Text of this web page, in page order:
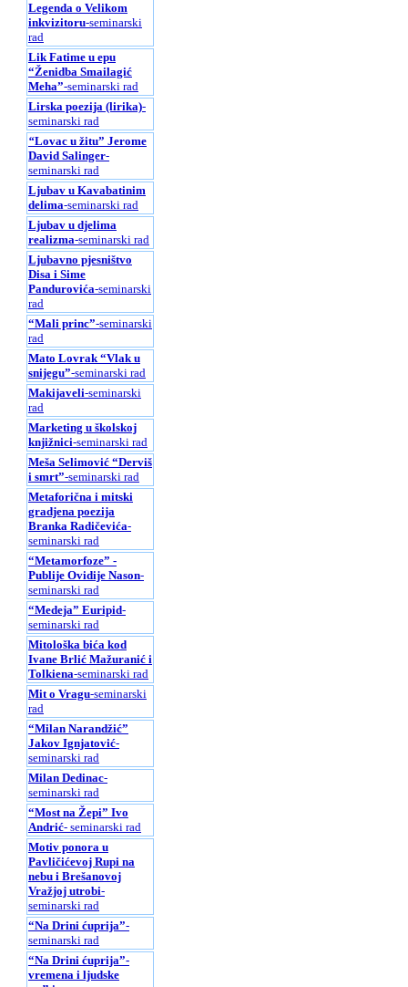
Legenda o Velikom
inkvizitoru-seminarski
rad
Lik Fatime u epu
“Ženidba Smailagić
Meha”-seminarski rad
Lirska poezija (lirika)-
seminarski rad
“Lovac u žitu” Jerome
David Salinger-
seminarski rad
Ljubav u Kavabatinim
delima-seminarski rad
Ljubav u djelima
realizma-seminarski rad
Ljubavno pjesništvo
Disa i Sime
Pandurovića-seminarski
rad
“Mali princ”-seminarski
rad
Mato Lovrak “Vlak u
snijegu”-seminarski rad
Makijaveli-seminarski
rad
Marketing u školskoj
knjižnici-seminarski rad
Meša Selimović “Derviš
i smrt”-seminarski rad
Metaforična i mitski
gradjena poezija
Branka Radičevića-
seminarski rad
“Metamorfoze” -
Publije Ovidije Nason-
seminarski rad
“Medeja” Euripid-
seminarski rad
Mitološka bića kod
Ivane Brlić Mažuranić i
Tolkiena-seminarski rad
Mit o Vragu-seminarski
rad
“Milan Narandžić”
Jakov Ignjatović-
seminarski rad
Milan Dedinac-
seminarski rad
“Most na Žepi” Ivo
Andrić- seminarski rad
Motiv ponora u
Pavličićevoj Rupi na
nebu i Brešanovoj
Vražjoj utrobi-
seminarski rad
“Na Drini ćuprija”-
seminarski rad
“Na Drini ćuprija”-
vremena i ljudske